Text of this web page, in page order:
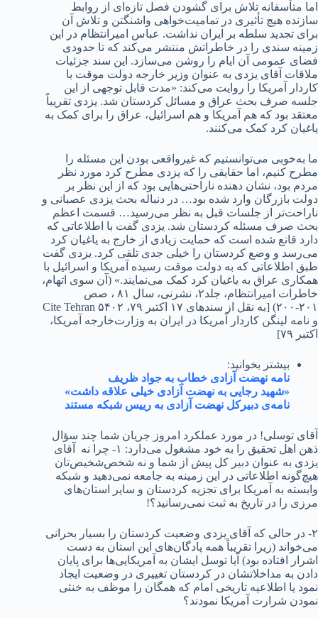
اما متأسفانه تلاش برای گشودن فصل تازه‌ای از روابط
سازنده هیچ تأثیری در تمامیت‌خواهی واشنگتن و تلاش آن
برای تجدید سلطه بر ایران نداشت. عباس امیرانتظام در این
زمینه سندی را در خاطراتش منتشر می‌کند که تا حدودی
فضای عمومی آن ایام را روشن می‌سازد. این سند جزئیات
ملاقات آقای یزدی به عنوان وزیر خارجه دولت موقت با
کاردار آمریکا را روایت می‌کند: «مدت قابل توجهی از این
جلسه صرف بحث عراق و مسائل کردستان شد. یزدی تقریباً
معتقد بود که هم ‌آمریکا و هم اسرائیل، عراق را برای کمک به
یاغیان کرد کمک می‌کنند.
ما به‌خوبی می‌توانستیم که غیرواقعی بودن این مسئله را
مطرح کنیم، اما حقایقی را که یزدی مطرح کرد مورد نظر
مردم بود، نشان دهنده ناراحتی‌هایی بود که از این نظر بر
دولت بازرگان وارد شده بود… در دنباله بحث یزدی عصبانی و
ناراحت‌تر از جلسات قبل به نظر می‌رسید… قسمت اعظم
بحث صرف مسئله کردستان شد. یزدی گفت با اطلاعاتی که
دارد قانع شده است که حمایت زیادی از خارج به یاغیان کرد
می‌رسد و وضع کردستان را خیلی جدی تلقی کرد. یزدی گفت
طبق اطلاعاتی که به دولت موقت رسیده ‌آمریکا و اسرائیل با
همکاری عراق به یاغیان کرد کمک می‌نمایند.» (آن سوی اتهام،
خاطرات امیرانتظام، جلد۲، نشرنی، سال ۸۱ ، صص
۲۰۱-۲۰۰) [به نقل از سندهای ۱۷ اکتبر ۷۹، ۵۴۰۲ Cite Tehran
و نامه لینگن کاردار آمریکا در ایران به وزارت‌خارجه آمریکا،
اکتبر ۷۹]
بیشتر بخوانید:
نامه نهضت آزادی خطاب به جواد ظریف
«شهید رجایی به نهضت آزادی خیلی علاقه داشت»
نامه‌ی دبیرکل نهضت آزادی به رییس شبکه مستند
آقای توسلی! در مورد عملکرد امروز جریان شما چند سؤال
ذهن اهل تحقیق را به خود مشغول می‌دارد: ۱- چرا نه آقای
یزدی به عنوان دبیر کل پیش از شما و نه شخص‌شخیص‌تان
هیچ‌گونه اطلاعاتی در این زمینه به جامعه نمی‌دهید و شبکه
وابسته به آمریکا برای تجزیه کردستان و سایر استان‌های
مرزی را در تاریخ به ثبت نمی‌رسانید؟!
۲- در حالی که آقای یزدی وضعیت کردستان را بسیار بحرانی
می‌خواند (زیرا تقریباً همه پادگان‌های این استان به دست
اشرار افتاده بود) آیا توسل ایشان به آمریکایی‌ها برای پایان
دادن به مداخلاتشان در کردستان تغییری در وضعیت ایجاد
نمود یا اطلاعیه تاریخی امام که همگان را موظف به خنثی
نمودن شرارت آمریکا نمودند؟